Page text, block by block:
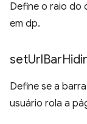
Define o raio do
em dp.
setUrlBar
Define se a
usuário rola a